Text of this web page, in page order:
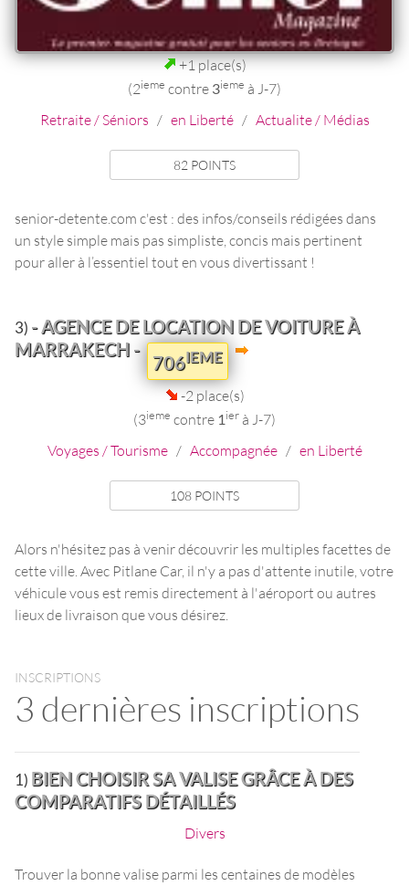
+1 place(s)
(2ieme contre 3ieme à J-7)
Retraite / Séniors / en Liberté/ Actualite / Médias
82 POINTS
senior-detente.com c'est : des infos/conseils rédigées dans
un style simple mais pas simpliste, concis mais pertinent
pour aller à l’essentiel tout en vous divertissant !
3) - AGENCE DE LOCATION DE VOITURE À
MARRAKECH -
706IEME
-2 place(s)
(3ieme contre 1ier à J-7)
Voyages / Tourisme/ Accompagnée/ en Liberté
108 POINTS
Alors n'hésitez pas à venir découvrir les multiples facettes de
cette ville. Avec Pitlane Car, il n'y a pas d'attente inutile, votre
véhicule vous est remis directement à l'aéroport ou autres
lieux de livraison que vous désirez.
INSCRIPTIONS
3 dernières inscriptions
1) BIEN CHOISIR SA VALISE GRÂCE À DES
COMPARATIFS DÉTAILLÉS
Divers
Trouver la bonne valise parmi les centaines de modèles